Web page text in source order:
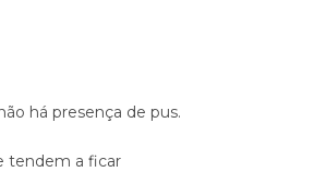
há presença de pus.
tendem a ficar